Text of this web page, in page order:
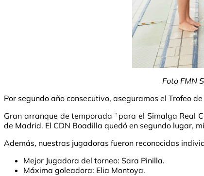
Foto FMN
Por segundo año consecutivo, aseguramos el Trofeo
Gran arranque de temporada `para el Simalga Real
de Madrid. El CDN Boadilla quedó en segundo lugar,
Además, nuestras jugadoras fueron reconocidas
Mejor Jugadora del torneo: Sara Pinilla.
Máxima goleadora: Elia Montoya.